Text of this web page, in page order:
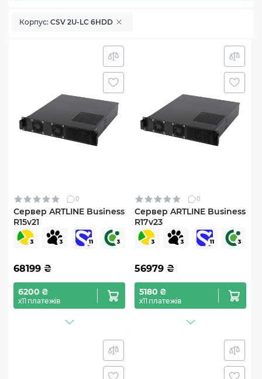
Корпус: CSV 2U-LC 6HDD
0
Сервер ARTLINE Business
R15v21
68199 ₴
6200 ₴
х11 платежів
0
Сервер ARTLINE Business
R17v23
56979 ₴
5180 ₴
х11 платежів